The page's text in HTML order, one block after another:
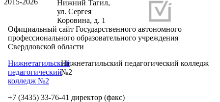
Нижний Тагил,
ул. Сергея
Коровина, д. 1
Разработка и продвижение сайтов
Официальный сайт Государственного автономного
профессионального образовательного учреждения
Свердловской области
Нижнетагильский
педагогический
колледж №2
Нижнетагильский педагогический колледж
№2
+7 (3435) 33-76-41 директор (факс)